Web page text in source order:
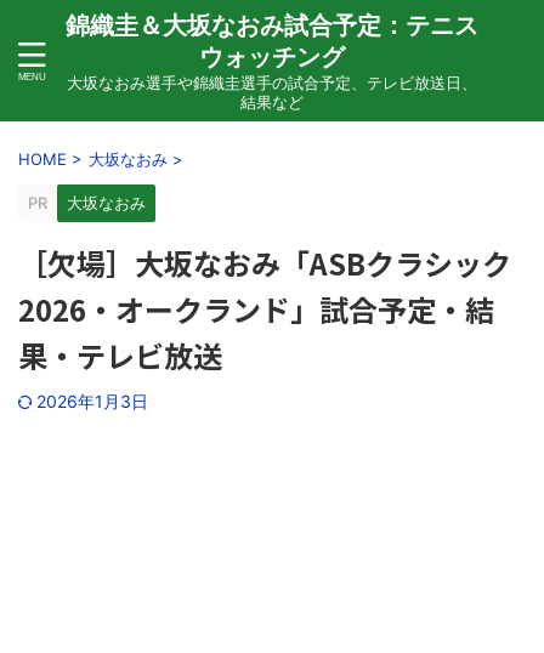
錦織圭＆大坂なおみ試合予定：テニス
ウォッチング
大坂なおみ選手や錦織圭選手の試合予定、テレビ放送日、
結果など
HOME > 大坂なおみ >
PR 大坂なおみ
［欠場］大坂なおみ「ASBクラシック
2026・オークランド」試合予定・結
果・テレビ放送
2026年1月3日